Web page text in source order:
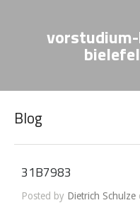
Blog
31B7983
Posted by Dietrich Schulze